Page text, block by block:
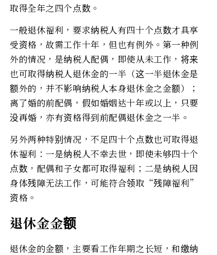
取得全年之四个点数。
一般退休福利，要求纳税人有四十个点数才具享
受资格，故需工作十年，但也有例外。第一种例
外的情况，是纳税人配偶，即使从未工作，将来
也可取得纳税人退休金的一半（这一半退休金是
额外的，并不影响纳税人本身退休金之金额）；
离了婚的前配偶，假如婚姻达十年或以上，只要
没再婚，亦有资格得到前配偶退休金之一半。
另外两种特别情况，不足四十个点数也可取得退
休福利：一是纳税人不幸去世，即使未够四十个
点数，配偶和子女都可取得福利；二是纳税人因
身体残障无法工作，可能符合领取“残障福利”
资格。
退休金金额
退休金的金额，主要看工作年期之长短，和缴纳